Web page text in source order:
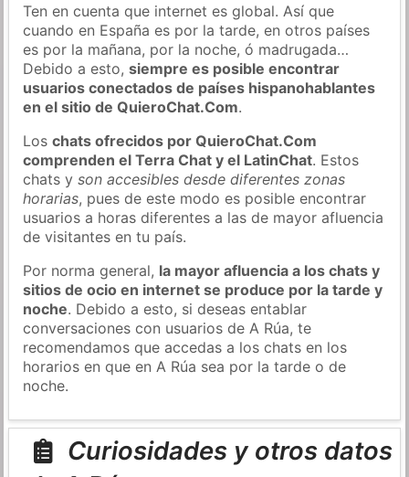
Ten en cuenta que internet es global. Así que
cuando en España es por la tarde, en otros países
es por la mañana, por la noche, ó madrugada…
Debido a esto,siempre es posible encontrar
usuarios conectados de países hispanohablantes
en el sitio de QuieroChat.Com.
Loschats ofrecidos por QuieroChat.Com
comprenden el Terra Chat y el LatinChat. Estos
chats yson accesibles desde diferentes zonas
horarias, pues de este modo es posible encontrar
usuarios a horas diferentes a las de mayor afluencia
de visitantes en tu país.
Por norma general, la mayor afluencia a los chats y
sitios de ocio en internet se produce por la tarde y
noche. Debido a esto, si deseas entablar
conversaciones con usuarios de A Rúa, te
recomendamos que accedas a los chats en los
horarios en que en A Rúa sea por la tarde o de
noche.
Curiosidades y otros datos